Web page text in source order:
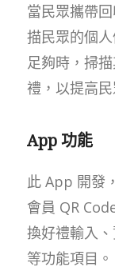
當民眾攜帶
描民眾的個
足夠時，掃
禮，以提高
App 功能
此 App 開發
會員 QR
換好禮輸入
等功能項目。